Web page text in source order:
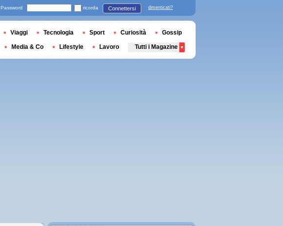
Password ricorda Connettersi dimenticati?
Viaggi Tecnologia Sport Curiosità Gossip
Media & Co Lifestyle Lavoro Tutti i Magazine